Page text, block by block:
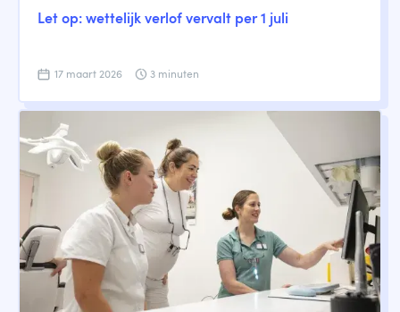
Let op: wettelijk verlof vervalt per 1 juli
17 maart 2026 3 minuten